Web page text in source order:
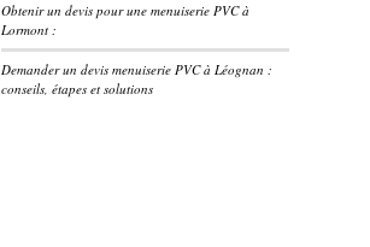
Obtenir un devis pour une menuiserie PVC à
Lormont :
Demander un devis menuiserie PVC à Léognan :
conseils, étapes et solutions